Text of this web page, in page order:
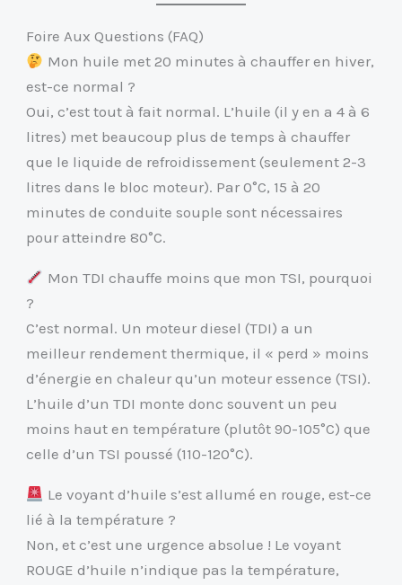
Foire Aux Questions (FAQ)
Mon huile met 20 minutes à chauffer en hiver,
est-ce normal ?
Oui, c’est tout à fait normal. L’huile (il y en a 4 à 6
litres) met beaucoup plus de temps à chauffer
que le liquide de refroidissement (seulement 2-3
litres dans le bloc moteur). Par 0°C, 15 à 20
minutes de conduite souple sont nécessaires
pour atteindre 80°C.
Mon TDI chauffe moins que mon TSI, pourquoi
?
C’est normal. Un moteur diesel (TDI) a un
meilleur rendement thermique, il « perd » moins
d’énergie en chaleur qu’un moteur essence (TSI).
L’huile d’un TDI monte donc souvent un peu
moins haut en température (plutôt 90-105°C) que
celle d’un TSI poussé (110-120°C).
Le voyant d’huile s’est allumé en rouge, est-ce
lié à la température ?
Non, et c’est une urgence absolue ! Le voyant
ROUGE d’huile n’indique pas la température,